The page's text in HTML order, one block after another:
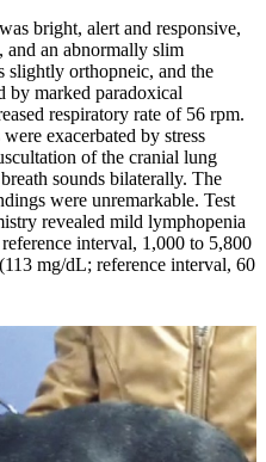
bright, alert and responsive,
an abnormally slim
slightly orthopneic, and the
by marked paradoxical
respiratory rate of 56 rpm.
exacerbated by stress
of the cranial lung
sounds bilaterally. The
were unremarkable. Test
revealed mild lymphopenia
interval, 1,000 to 5,800
mg/dL; reference interval, 60